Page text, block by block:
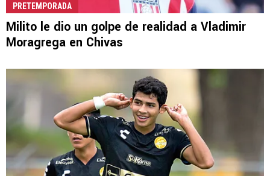
PRETEMPORADA
Milito le dio un golpe de realidad a Vladimir
Moragrega en Chivas